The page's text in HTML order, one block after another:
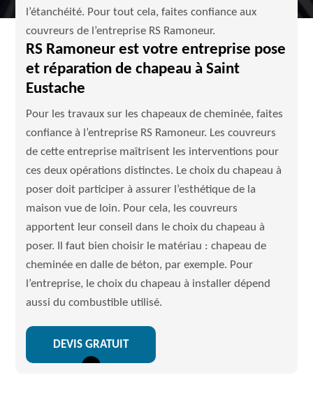
l’étanchéité. Pour tout cela, faites confiance aux
couvreurs de l’entreprise RS Ramoneur.
RS Ramoneur est votre entreprise pose
et réparation de chapeau à Saint
Eustache
Pour les travaux sur les chapeaux de cheminée, faites
confiance à l’entreprise RS Ramoneur. Les couvreurs
de cette entreprise maîtrisent les interventions pour
ces deux opérations distinctes. Le choix du chapeau à
poser doit participer à assurer l’esthétique de la
maison vue de loin. Pour cela, les couvreurs
apportent leur conseil dans le choix du chapeau à
poser. Il faut bien choisir le matériau : chapeau de
cheminée en dalle de béton, par exemple. Pour
l’entreprise, le choix du chapeau à installer dépend
aussi du combustible utilisé.
DEVIS GRATUIT